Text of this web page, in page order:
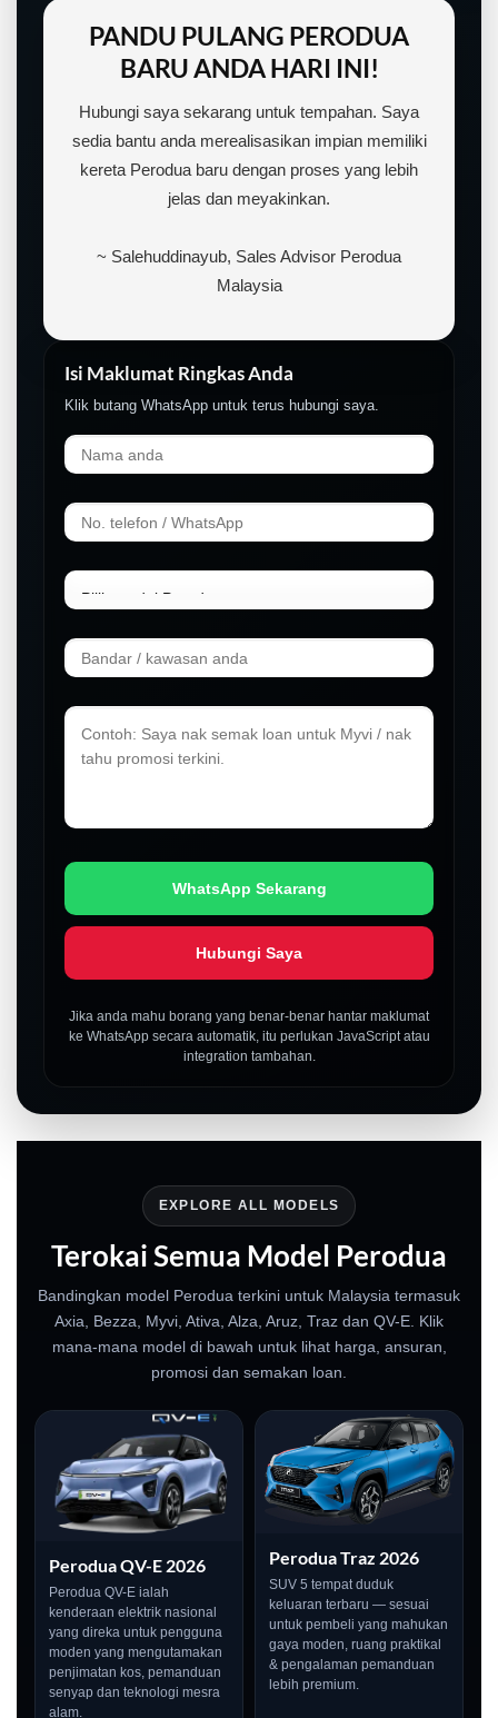
LIVE
PANDU PULANG PERODUA
BARU ANDA HARI INI!
Hubungi saya sekarang untuk tempahan. Saya
sedia bantu anda merealisasikan impian memiliki
kereta Perodua baru dengan proses yang lebih
jelas dan meyakinkan.
~ Salehuddinayub, Sales Advisor Perodua
Malaysia
Isi Maklumat Ringkas Anda
Klik butang WhatsApp untuk terus hubungi saya.
WhatsApp Sekarang
Hubungi Saya
Jika anda mahu borang yang benar-benar hantar maklumat
ke WhatsApp secara automatik, itu perlukan JavaScript atau
integration tambahan.
EXPLORE ALL MODELS
Terokai Semua Model Perodua
Bandingkan model Perodua terkini untuk Malaysia termasuk
Axia, Bezza, Myvi, Ativa, Alza, Aruz, Traz dan QV-E. Klik
mana-mana model di bawah untuk lihat harga, ansuran,
promosi dan semakan loan.
Perodua QV-E 2026
Perodua QV-E ialah
kenderaan elektrik nasional
yang direka untuk pengguna
moden yang mengutamakan
penjimatan kos, pemanduan
senyap dan teknologi mesra
alam.
Perodua Traz 2026
SUV 5 tempat duduk
keluaran terbaru — sesuai
untuk pembeli yang mahukan
gaya moden, ruang praktikal
& pengalaman pemanduan
lebih premium.